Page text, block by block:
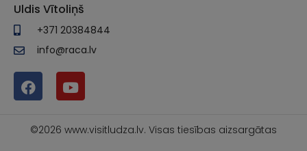
Uldis Vītoliņš
+371 20384844
info@raca.lv
©2026 www.visitludza.lv. Visas tiesības aizsargātas